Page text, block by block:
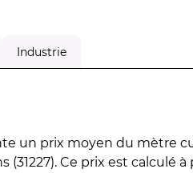
Industrie
un prix moyen du mètre
(31227). Ce prix est calculé